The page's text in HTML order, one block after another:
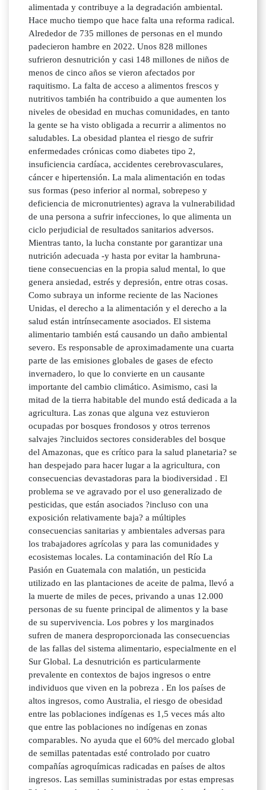
alimentada y contribuye a la degradación ambiental.
Hace mucho tiempo que hace falta una reforma radical.
Alrededor de 735 millones de personas en el mundo
padecieron hambre en 2022. Unos 828 millones
sufrieron desnutrición y casi 148 millones de niños de
menos de cinco años se vieron afectados por
raquitismo. La falta de acceso a alimentos frescos y
nutritivos también ha contribuido a que aumenten los
niveles de obesidad en muchas comunidades, en tanto
la gente se ha visto obligada a recurrir a alimentos no
saludables. La obesidad plantea el riesgo de sufrir
enfermedades crónicas como diabetes tipo 2,
insuficiencia cardíaca, accidentes cerebrovasculares,
cáncer e hipertensión. La mala alimentación en todas
sus formas (peso inferior al normal, sobrepeso y
deficiencia de micronutrientes) agrava la vulnerabilidad
de una persona a sufrir infecciones, lo que alimenta un
ciclo perjudicial de resultados sanitarios adversos.
Mientras tanto, la lucha constante por garantizar una
nutrición adecuada -y hasta por evitar la hambruna-
tiene consecuencias en la propia salud mental, lo que
genera ansiedad, estrés y depresión, entre otras cosas.
Como subraya un informe reciente de las Naciones
Unidas, el derecho a la alimentación y el derecho a la
salud están intrínsecamente asociados. El sistema
alimentario también está causando un daño ambiental
severo. Es responsable de aproximadamente una cuarta
parte de las emisiones globales de gases de efecto
invernadero, lo que lo convierte en un causante
importante del cambio climático. Asimismo, casi la
mitad de la tierra habitable del mundo está dedicada a la
agricultura. Las zonas que alguna vez estuvieron
ocupadas por bosques frondosos y otros terrenos
salvajes ?incluidos sectores considerables del bosque
del Amazonas, que es crítico para la salud planetaria? se
han despejado para hacer lugar a la agricultura, con
consecuencias devastadoras para la biodiversidad . El
problema se ve agravado por el uso generalizado de
pesticidas, que están asociados ?incluso con una
exposición relativamente baja? a múltiples
consecuencias sanitarias y ambientales adversas para
los trabajadores agrícolas y para las comunidades y
ecosistemas locales. La contaminación del Río La
Pasión en Guatemala con malatión, un pesticida
utilizado en las plantaciones de aceite de palma, llevó a
la muerte de miles de peces, privando a unas 12.000
personas de su fuente principal de alimentos y la base
de su supervivencia. Los pobres y los marginados
sufren de manera desproporcionada las consecuencias
de las fallas del sistema alimentario, especialmente en el
Sur Global. La desnutrición es particularmente
prevalente en contextos de bajos ingresos o entre
individuos que viven en la pobreza . En los países de
altos ingresos, como Australia, el riesgo de obesidad
entre las poblaciones indígenas es 1,5 veces más alto
que entre las poblaciones no indígenas en zonas
comparables. No ayuda que el 60% del mercado global
de semillas patentadas esté controlado por cuatro
compañías agroquímicas radicadas en países de altos
ingresos. Las semillas suministradas por estas empresas